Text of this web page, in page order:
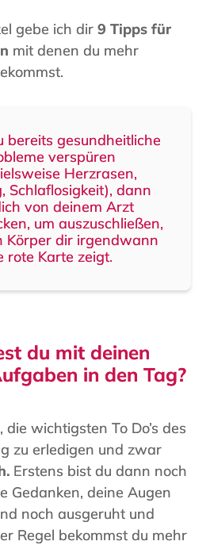
gebe ich dir 9 Tipps für
mit denen du mehr
bereits gesundheitliche
verspüren
Herzrasen,
Schlaflosigkeit), dann
von deinem Arzt
um auszuschließen,
Körper dir irgendwann
rote Karte zeigt.
du mit deinen
in den Tag?
die wichtigsten To Do’s des
zu erledigen und zwar
Erstens bist du dann noch
Gedanken, deine Augen
noch ausgeruht und
Regel bekommst du mehr